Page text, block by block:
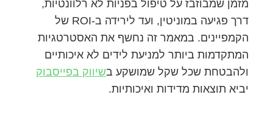
מזמן שמבוזבז על טיפול בפניות לא רלוונטיות,
דרך פגיעה במוניטין, ועד לירידה ב-ROI של
הקמפיינים. במאמר זה נחשף את האסטרטגיות
המתקדמות ביותר למניעת לידים לא איכותיים
ולהבטחת שכל שקל שמושקע בשיווק בפייסבוק
יביא תוצאות מדידות ואיכותיות.